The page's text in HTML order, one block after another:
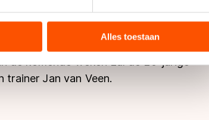
partners voor social media, advertenties en
heeft verstrekt of die zij hebben verzameld via
buiten de EU, zoals de VS, waar mogelijk geen
te klikken, stemt u in met deze overdracht.
Alles toestaan
elkaar te blijven betekenen.''
reed, zet haar schaatsloopbaan
de komende weken zal de 20-jarige
Jan van Veen.